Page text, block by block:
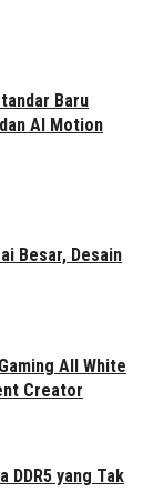
Baru
AI Motion
Besar, Desain
All White
Creator
DDR5 yang Tak